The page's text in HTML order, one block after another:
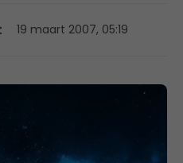
19 maart 2007, 05:19